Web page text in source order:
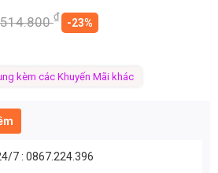
514.800₫
-23%
kèm các Khuyến Mãi khác
7 : 0867.224.396